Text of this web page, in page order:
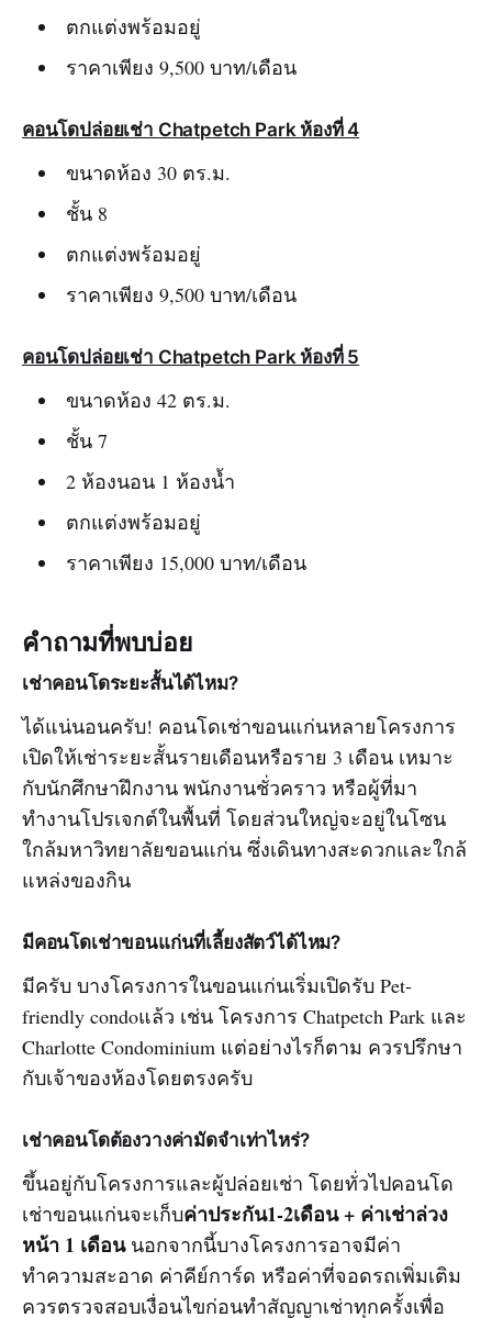
ตกแต่งพร้อมอยู่
ราคาเพียง 9,500 บาท/เดือน
คอนโดปล่อยเช่า Chatpetch Park ห้องที่ 4
ขนาดห้อง 30 ตร.ม.
ชั้น 8
ตกแต่งพร้อมอยู่
ราคาเพียง 9,500 บาท/เดือน
คอนโดปล่อยเช่า Chatpetch Park ห้องที่ 5
ขนาดห้อง 42 ตร.ม.
ชั้น 7
2 ห้องนอน 1 ห้องน้ำ
ตกแต่งพร้อมอยู่
ราคาเพียง 15,000 บาท/เดือน
คำถามที่พบบ่อย
เช่าคอนโดระยะสั้นได้ไหม?
ได้แน่นอนครับ! คอนโดเช่าขอนแก่นหลายโครงการ
เปิดให้เช่าระยะสั้นรายเดือนหรือราย 3 เดือน เหมาะ
กับนักศึกษาฝึกงาน พนักงานชั่วคราว หรือผู้ที่มา
ทำงานโปรเจกต์ในพื้นที่ โดยส่วนใหญ่จะอยู่ในโซน
ใกล้มหาวิทยาลัยขอนแก่น ซึ่งเดินทางสะดวกและใกล้
แหล่งของกิน
มีคอนโดเช่าขอนแก่นที่เลี้ยงสัตว์ได้ไหม?
มีครับ บางโครงการในขอนแก่นเริ่มเปิดรับ Pet-
friendly condoแล้ว เช่น โครงการ Chatpetch Park และ
Charlotte Condominium แต่อย่างไรก็ตาม ควรปรึกษา
กับเจ้าของห้องโดยตรงครับ
เช่าคอนโดต้องวางค่ามัดจำเท่าไหร่?
ขึ้นอยู่กับโครงการและผู้ปล่อยเช่า โดยทั่วไปคอนโด
เช่าขอนแก่นจะเก็บค่าประกัน1-2เดือน + ค่าเช่าล่วง
หน้า 1 เดือน นอกจากนี้บางโครงการอาจมีค่า
ทำความสะอาด ค่าคีย์การ์ด หรือค่าที่จอดรถเพิ่มเติม
ควรตรวจสอบเงื่อนไขก่อนทำสัญญาเช่าทุกครั้งเพื่อ